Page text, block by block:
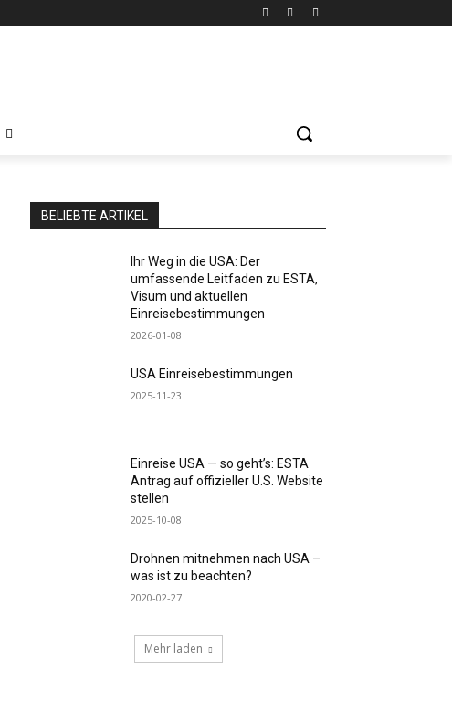
BELIEBTE ARTIKEL
Ihr Weg in die USA: Der
umfassende Leitfaden zu ESTA,
Visum und aktuellen
Einreisebestimmungen
2026-01-08
USA Einreisebestimmungen
2025-11-23
Einreise USA — so geht’s: ESTA
Antrag auf offizieller U.S. Website
stellen
2025-10-08
Drohnen mitnehmen nach USA –
was ist zu beachten?
2020-02-27
Mehr laden